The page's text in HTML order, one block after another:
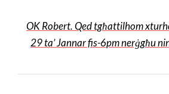
OK Robert. Qed tgħattilhom
29 ta’ Jannar fis-6pm nerġgħu